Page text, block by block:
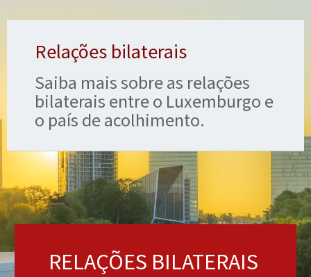
Relações bilaterais
Saiba mais sobre as relações
bilaterais entre o Luxemburgo e
o país de acolhimento.
RELAÇÕES BILATERAIS